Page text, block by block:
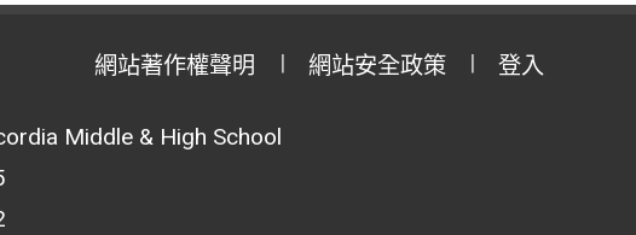
網站著作權聲明 網站安全政策 登入
Middle & High School